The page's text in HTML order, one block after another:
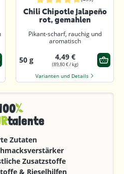
4.8 von 5 SternenDurchschnittliche Bewertung von
Chili Chipotle Jalapeño
rot, gemahlen
Pikant-scharf, rauchig und
aromatisch
50 g 4,49 €
(89,80 € / kg)
Varianten und Details
talente
Zutaten
Zusatzstoffe
& Rieselhilfen